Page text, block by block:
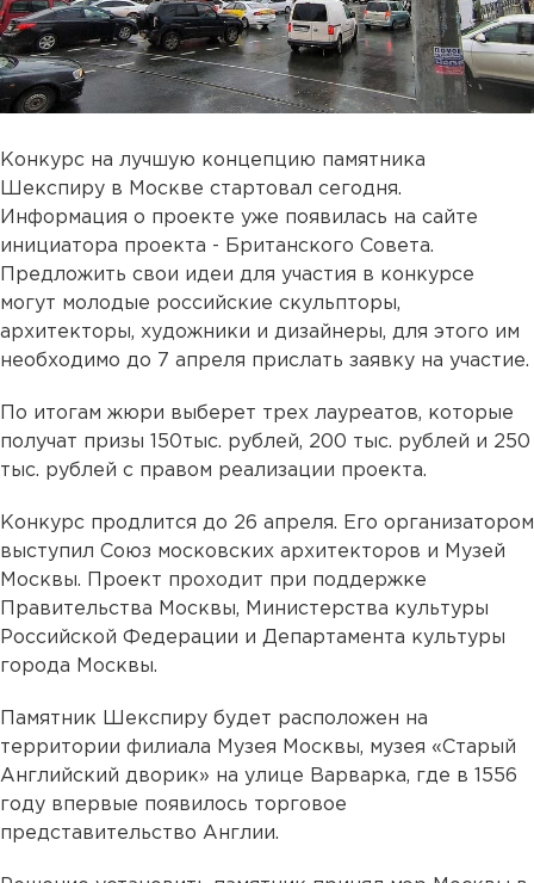
Конкурс на лучшую концепцию памятника
Шекспиру в Москве стартовал сегодня.
Информация о проекте уже появилась на сайте
инициатора проекта - Британского Совета.
Предложить свои идеи для участия в конкурсе
могут молодые российские скульпторы,
архитекторы, художники и дизайнеры, для этого им
необходимо до 7 апреля прислать заявку на участие.
По итогам жюри выберет трех лауреатов, которые
получат призы 150тыс. рублей, 200 тыс. рублей и 250
тыс. рублей с правом реализации проекта.
Конкурс продлится до 26 апреля. Его организатором
выступил Союз московских архитекторов и Музей
Москвы. Проект проходит при поддержке
Правительства Москвы, Министерства культуры
Российской Федерации и Департамента культуры
города Москвы.
Памятник Шекспиру будет расположен на
территории филиала Музея Москвы, музея «Старый
Английский дворик» на улице Варварка, где в 1556
году впервые появилось торговое
представительство Англии.